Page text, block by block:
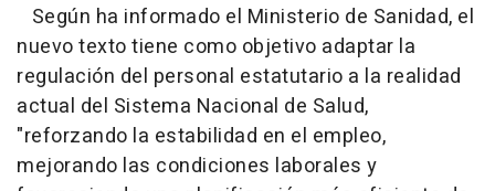
Según ha informado el Ministerio de Sanidad, el
nuevo texto tiene como objetivo adaptar la
regulación del personal estatutario a la realidad
actual del Sistema Nacional de Salud,
"reforzando la estabilidad en el empleo,
mejorando las condiciones laborales y